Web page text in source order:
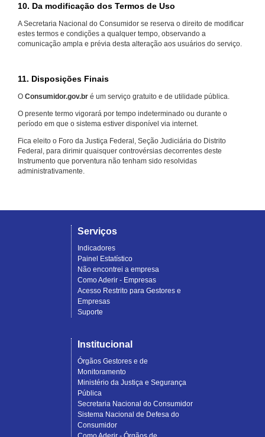
10. Da modificação dos Termos de Uso
A Secretaria Nacional do Consumidor se reserva o direito de modificar
estes termos e condições a qualquer tempo, observando a
comunicação ampla e prévia desta alteração aos usuários do serviço.
11. Disposições Finais
O Consumidor.gov.br é um serviço gratuito e de utilidade pública.
O presente termo vigorará por tempo indeterminado ou durante o
período em que o sistema estiver disponível via internet.
Fica eleito o Foro da Justiça Federal, Seção Judiciária do Distrito
Federal, para dirimir quaisquer controvérsias decorrentes deste
Instrumento que porventura não tenham sido resolvidas
administrativamente.
Serviços
Indicadores
Painel Estatístico
Não encontrei a empresa
Como Aderir - Empresas
Acesso Restrito para Gestores e
Empresas
Suporte
Institucional
Órgãos Gestores e de
Monitoramento
Ministério da Justiça e Segurança
Pública
Secretaria Nacional do Consumidor
Sistema Nacional de Defesa do
Consumidor